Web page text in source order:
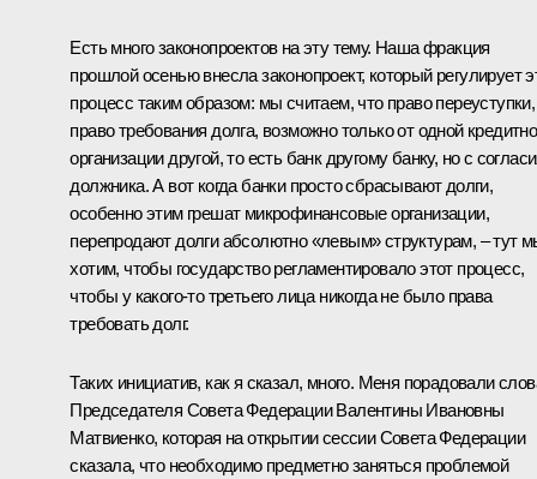
Есть много законопроектов на эту тему. Наша фракция
прошлой осенью внесла законопроект, который регулирует
процесс таким образом: мы считаем, что право переуступки,
право требования долга, возможно только от одной
организации другой, то есть банк другому банку, но с
должника. А вот когда банки просто сбрасывают долги,
особенно этим грешат микрофинансовые организации,
перепродают долги абсолютно «левым» структурам, – тут
хотим, чтобы государство регламентировало этот процесс,
чтобы у какого‑то третьего лица никогда не было права
требовать долг.
Таких инициатив, как я сказал, много. Меня порадовали
Председателя Совета Федерации Валентины Ивановны
Матвиенко, которая на открытии сессии Совета Федерации
сказала, что необходимо предметно заняться проблемой